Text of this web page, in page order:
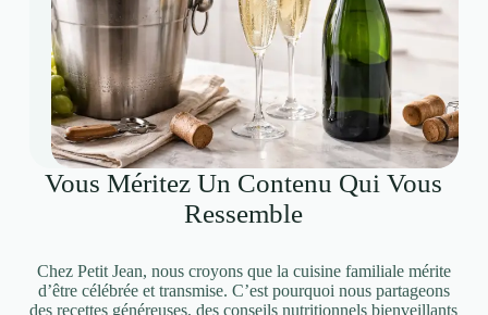
Vous Méritez Un Contenu Qui Vous
Ressemble
Chez Petit Jean, nous croyons que la cuisine familiale mérite
d’être célébrée et transmise. C’est pourquoi nous partageons
des recettes généreuses, des conseils nutritionnels bienveillants